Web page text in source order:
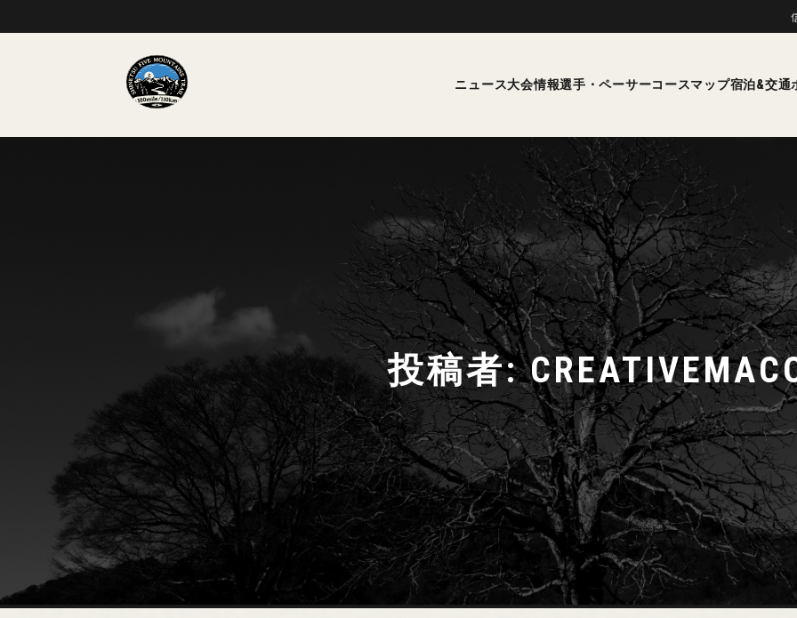
ニュース大会情報選手・ペーサーコースマップ宿泊&交通
投稿者: